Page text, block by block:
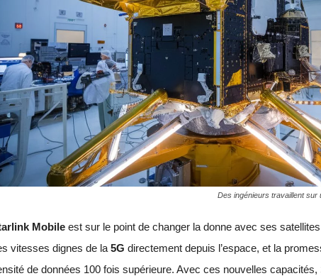
Des ingénieurs travaillent sur
Mobileest sur le point de changer la donne avec ses satellites
vitesses dignes de la 5G directement depuis l’espace, et la
de données 100 fois supérieure. Avec ces nouvelles